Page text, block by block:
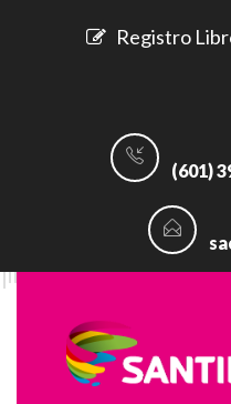
Registro
(601)